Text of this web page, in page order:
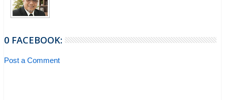
0 FACEBOOK:
Post a Comment